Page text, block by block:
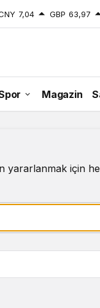
7,04 GBP 63,97
Magazin
yararlanmak için